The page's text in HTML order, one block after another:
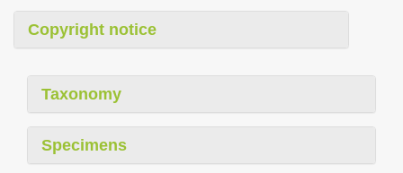
Copyright notice
Taxonomy
Specimens